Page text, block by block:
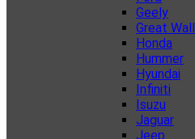
Geely
Great Wall
Honda
Hummer
Hyundai
Infiniti
Isuzu
Jaguar
Jeep